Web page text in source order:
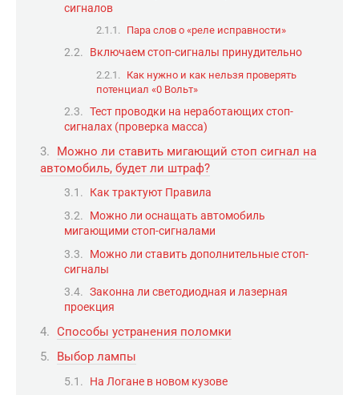
сигналов
Пара слов о «реле исправности»
Включаем стоп-сигналы принудительно
Как нужно и как нельзя проверять
потенциал «0 Вольт»
Тест проводки на неработающих стоп-
сигналах (проверка масса)
Можно ли ставить мигающий стоп сигнал на
автомобиль, будет ли штраф?
Как трактуют Правила
Можно ли оснащать автомобиль
мигающими стоп-сигналами
Можно ли ставить дополнительные стоп-
сигналы
Законна ли светодиодная и лазерная
проекция
Способы устранения поломки
Выбор лампы
На Логане в новом кузове